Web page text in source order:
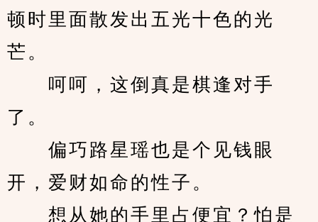
顿时里面散发出五光十色的光
芒。
呵呵，这倒真是棋逢对手
了。
偏巧路星瑶也是个见钱眼
开，爱财如命的性子。
想从她的手里占便宜？怕是